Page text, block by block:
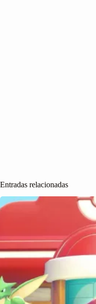
Entradas relacionadas